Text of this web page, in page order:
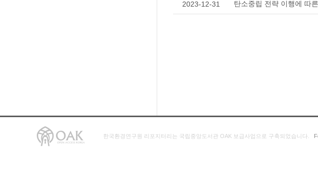
2023-12-31 탄소중립 전략 이행에 따
한국환경연구원 리포지터리는 국립중앙도서관 OAK 보급사업으로 구축되었습니다.